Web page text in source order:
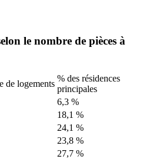
le nombre de pièces à
de logements
% des résidences
principales
6,3 %
18,1 %
24,1 %
23,8 %
27,7 %